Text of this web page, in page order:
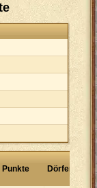
Punkte Dörfer
Dorf